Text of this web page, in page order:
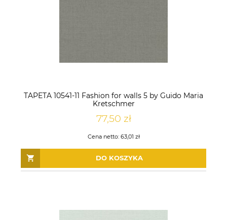
TAPETA 10541-11 Fashion for walls 5 by Guido Maria
Kretschmer
77,50 zł
Cena netto: 63,01 zł
DO KOSZYKA